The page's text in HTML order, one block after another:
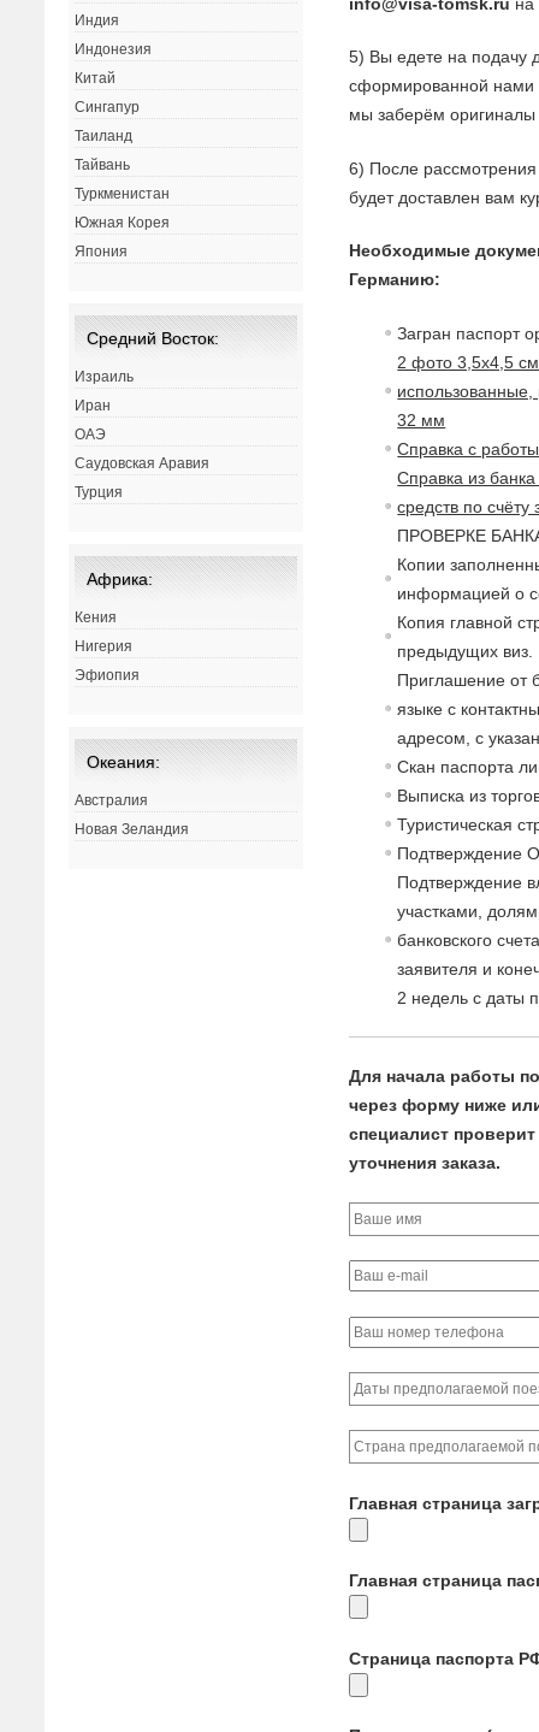
5) Вы едете на подачу
сформированной нами
мы заберём оригиналы
6) После рассмотрения
будет доставлен вам
Необходимые
Германию:
Загран паспорт
2 фото 3,5х4,5
32 мм
Справка с работы
Справка из
средств по
ПРОВЕРКЕ
Копии
информацией о
Копия главной
предыдущих виз.
Приглашение от
языке с
адресом, с
Скан паспорта
Выписка из
Туристическая
Подтверждение
Подтверждение
участками,
банковского
заявителя и
2 недель с даты
Для начала работы
через форму ниже
специалист
уточнения заказа.
Главная страница
Главная страница
Страница паспорта
Индия
Индонезия
Китай
Сингапур
Таиланд
Тайвань
Туркменистан
Южная Корея
Япония
Средний Восток:
Израиль
Иран
ОАЭ
Саудовская Аравия
Турция
Африка:
Кения
Нигерия
Эфиопия
Океания:
Австралия
Новая Зеландия